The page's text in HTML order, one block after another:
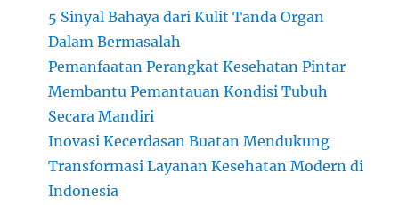
5 Sinyal Bahaya dari Kulit Tanda Organ
Dalam Bermasalah
Pemanfaatan Perangkat Kesehatan Pintar
Membantu Pemantauan Kondisi Tubuh
Secara Mandiri
Inovasi Kecerdasan Buatan Mendukung
Transformasi Layanan Kesehatan Modern di
Indonesia